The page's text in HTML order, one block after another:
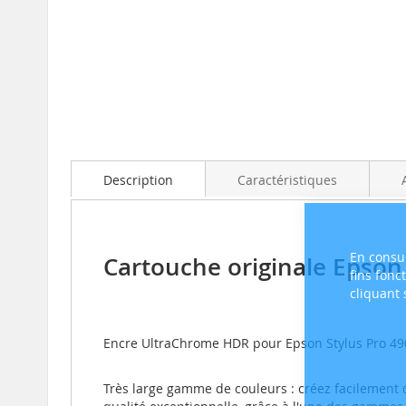
En
fins
cliquant
galleryDescription
Cartouche originale Epson
Encre UltraChrome HDR pour Epson Stylus Pro
Très large gamme de couleurs : créez
Caractéristiques